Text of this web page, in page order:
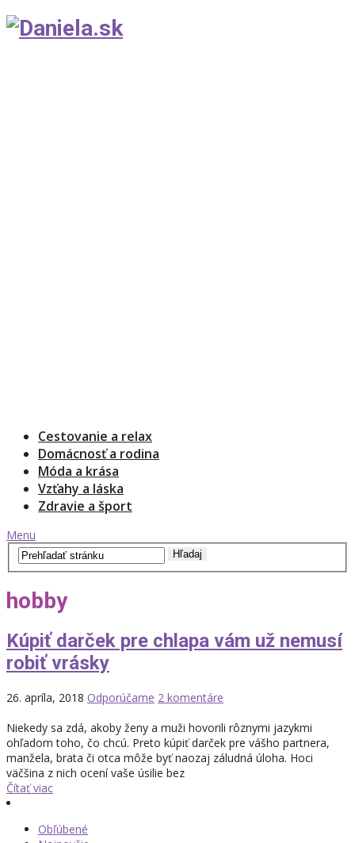
Cestovanie a relax
Domácnosť a rodina
Móda a krása
Vzťahy a láska
Zdravie a šport
Menu
hobby
Kúpiť darček pre chlapa vám už nemusí
robiť vrásky
26. apríla, 2018 Odporúčame 2 komentáre
Niekedy sa zdá, akoby ženy a muži hovorili rôznymi jazykmi
ohľadom toho, čo chcú. Preto kúpiť darček pre vášho partnera,
manžela, brata či otca môže byť naozaj záludná úloha. Hoci
väčšina z nich ocení vaše úsilie bez
Čítať viac
Obľúbené